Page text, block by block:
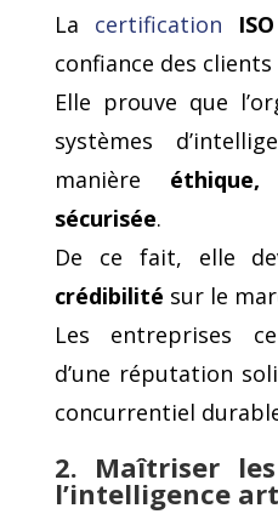
La certification
confiance des
Elle prouve que
systèmes
manière
sécurisée.
De ce fait, elle
crédibilité sur le
Les entreprises
d’une réputation
concurrentiel
2. Maîtriser
l’intelligence